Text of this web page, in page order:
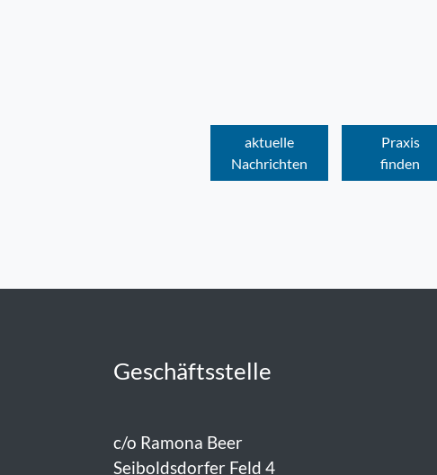
aktuelle
Nachrichten
Praxis
finden
Geschäftsstelle
c/o Ramona Beer
Seiboldsdorfer Feld 4